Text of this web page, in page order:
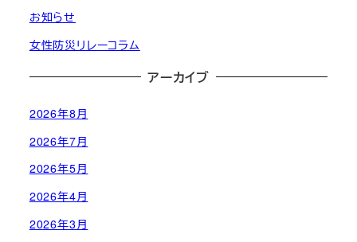
お知らせ
女性防災リレーコラム
アーカイブ
2026年8月
2026年7月
2026年5月
2026年4月
2026年3月